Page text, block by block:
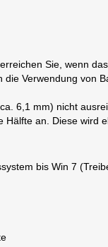
Sie, wenn
Verwendung von
6,1 mm) nicht
an. Diese wird
bis Win 7